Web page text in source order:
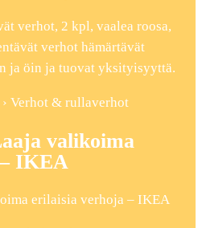
verhot, 2 kpl, vaalea roosa,
verhot hämärtävät
ja öin ja tuovat yksityisyyttä.
Verhot & rullaverhot
valikoima
IKEA
erilaisia verhoja – IKEA